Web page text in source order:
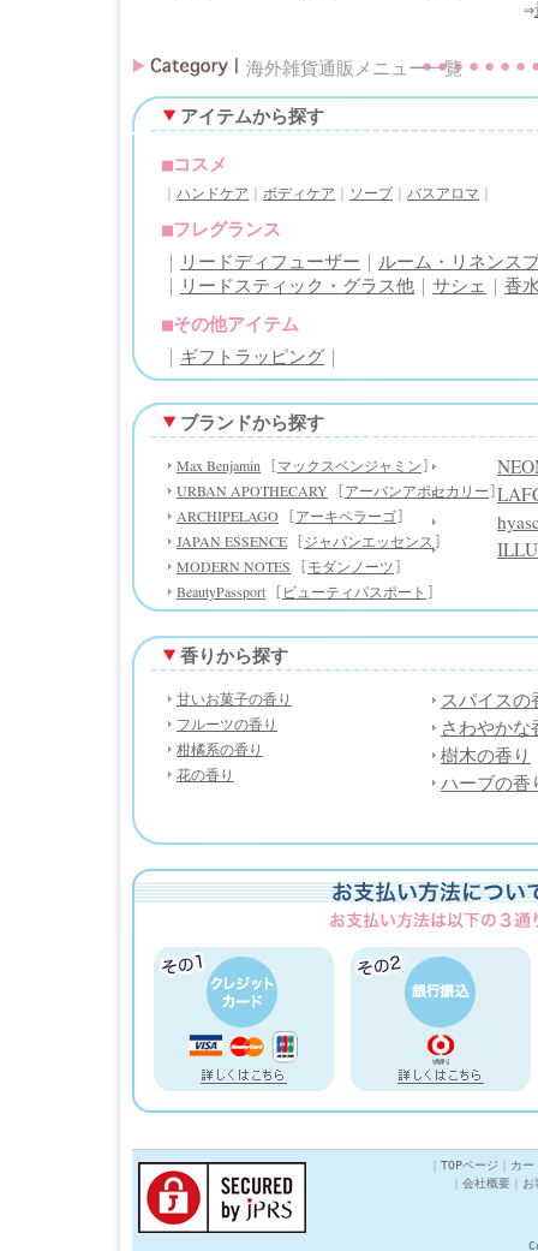
⇒
海外雑貨通販メニュー一覧
アイテムから探す
■コスメ
ハンドケア ボディケア ソープ｜ バスアロマ
■フレグランス
｜ リードディフューザー ｜ ルーム・リネンス
｜ リードスティック・グラス他 ｜ サシェ ｜ 香
■その他アイテム
｜ ギフトラッピング ｜
ブランドから探す
Max Benjamin マックスベンジャミン
URBAN APOTHECARY アーバンアポセカリー
ARCHIPELAGO アーキペラーゴ
JAPAN ESSENCE ジャパンエッセンス
MODERN NOTES モダンノーツ
BeautyPassport ビューティパスポート
香りから探す
甘いお菓子の香り
フルーツの香り
柑橘系の香り
花の香り
スパイスの
さわやかな
樹木の香り
ハーブの香
TOPページ
カー
会社概要 お